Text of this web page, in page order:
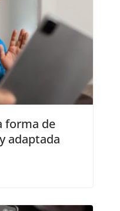
forma de
adaptada